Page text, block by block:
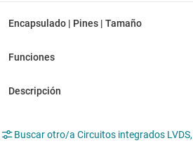
Buscar otro/a Circuitos integrados LVDS,